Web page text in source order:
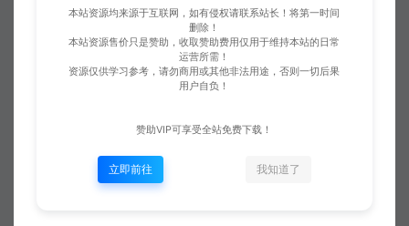
本服物品掉落大致分为 普通掉落 和 BOSS类掉落
普通掉落（升级传送NPC传送地域 日常传送地域
BOSS类掉落 （初级BOSS 高级BOSS 终极BOSS
秘境内李白 财神 二郎神 女儿国国王 王妖之王等）
地宫 每日一轮 分为卓越 和普通 积分不同 难度不
本站资源均来源于互联网，如有侵权请联系站长！将第一时间
删除！
本站资源售价只是赞助，收取赞助费用仅用于维持本站的日常
运营所需！
资源仅供学习参考，请勿商用或其他非法用途，否则一切后果
用户自负！
赞助VIP可享受全站免费下载！
立即前往 我知道了